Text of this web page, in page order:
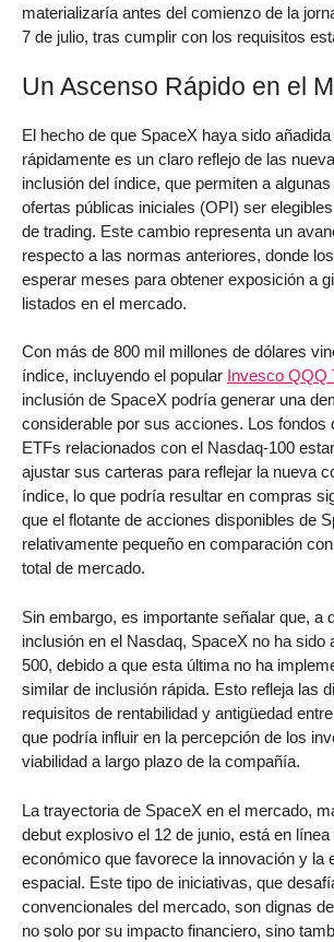
materializaría antes del comienzo de la
7 de julio, tras cumplir con los requisitos
Un Ascenso Rápido en el
El hecho de que SpaceX haya sido
rápidamente es un claro reflejo de las
inclusión del índice, que permiten a
ofertas públicas iniciales (OPI) ser
de trading. Este cambio representa un
respecto a las normas anteriores, donde
esperar meses para obtener exposición a
listados en el mercado.
Con más de 800 mil millones de dólares
índice, incluyendo el popular Invesco QQQ
inclusión de SpaceX podría generar una
considerable por sus acciones. Los fondos
ETFs relacionados con el Nasdaq-100
ajustar sus carteras para reflejar la nueva
índice, lo que podría resultar en compras
que el flotante de acciones disponibles de
relativamente pequeño en comparación
total de mercado.
Sin embargo, es importante señalar que, a
inclusión en el Nasdaq, SpaceX no ha sido
500, debido a que esta última no ha
similar de inclusión rápida. Esto refleja las
requisitos de rentabilidad y antigüedad
que podría influir en la percepción de los
viabilidad a largo plazo de la compañía.
La trayectoria de SpaceX en el mercado,
debut explosivo el 12 de junio, está en
económico que favorece la innovación y la
espacial. Este tipo de iniciativas, que
convencionales del mercado, son dignas
no solo por su impacto financiero, sino